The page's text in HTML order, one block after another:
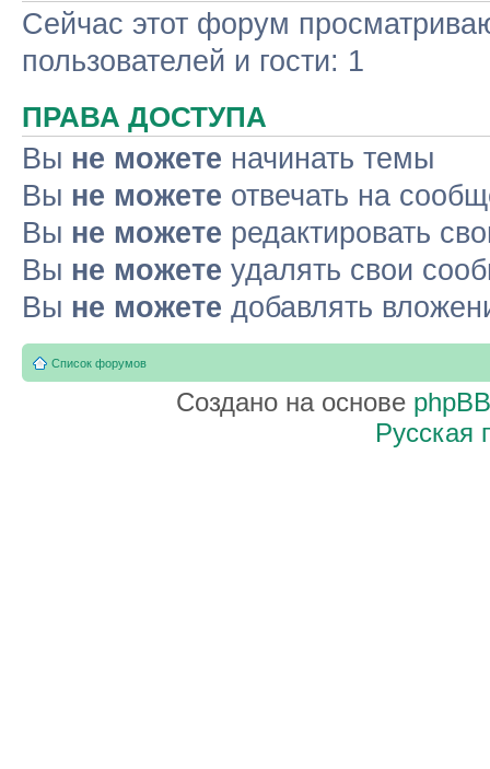
Сейчас этот форум
пользователей и гости: 1
ПРАВА ДОСТУПА
Вы не можете начинать темы
Вы не можете отвечать на
Вы не можете редактировать
Вы не можете удалять свои
Вы не можете добавлять
Список форумов
Создано на основе phpBB
Русская